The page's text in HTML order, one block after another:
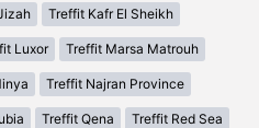
Treffit Kafr El Sheikh
Luxor Treffit Marsa Matrouh
Treffit Najran Province
Treffit Qena Treffit Red Sea